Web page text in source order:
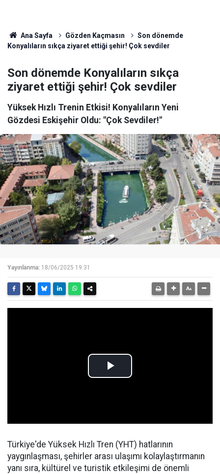
Ana Sayfa Gözden Kaçmasın
Son dönemde
Konyalıların sıkça ziyaret ettiği şehir! Çok sevdiler
Son dönemde Konyalıların sıkça
ziyaret ettiği şehir! Çok sevdiler
Yüksek Hızlı Trenin Etkisi! Konyalıların Yeni
Gözdesi Eskişehir Oldu: "Çok Sevdiler!"
Yayınlanma: 18/06/2025 19:31
Türkiye'de Yüksek Hızlı Tren (YHT) hatlarının
yaygınlaşması, şehirler arası ulaşımı kolaylaştırmanın
yanı sıra, kültürel ve turistik etkileşimi de önemli